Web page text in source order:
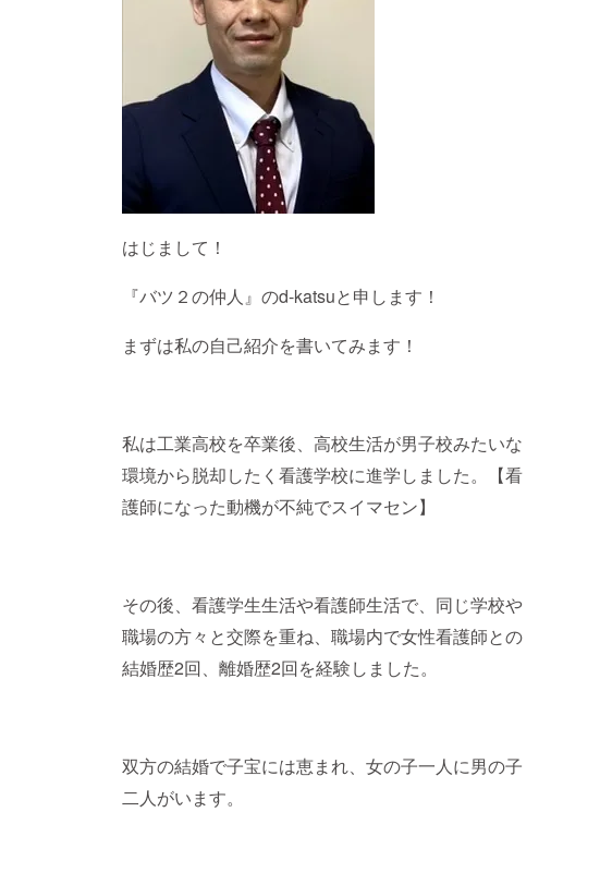
はじまして！
『バツ２の仲人』のd-katsuと申します！
まずは私の自己紹介を書いてみます！
私は工業高校を卒業後、高校生活が男子校みたいな
環境から脱却したく看護学校に進学しました。【看
護師になった動機が不純でスイマセン】
その後、看護学生生活や看護師生活で、同じ学校や
職場の方々と交際を重ね、職場内で女性看護師との
結婚歴2回、離婚歴2回を経験しました。
双方の結婚で子宝には恵まれ、女の子一人に男の子
二人がいます。